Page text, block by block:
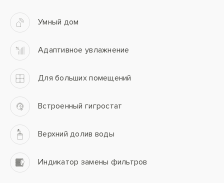
Умный дом
Адаптивное увлажнение
Для больших помещений
Встроенный гигростат
Верхний долив воды
Индикатор замены фильтров